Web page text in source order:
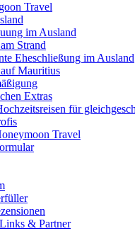
Travel
im Ausland
Strand
Eheschließung im Ausland
Mauritius
Extras
für
Travel
& Partner